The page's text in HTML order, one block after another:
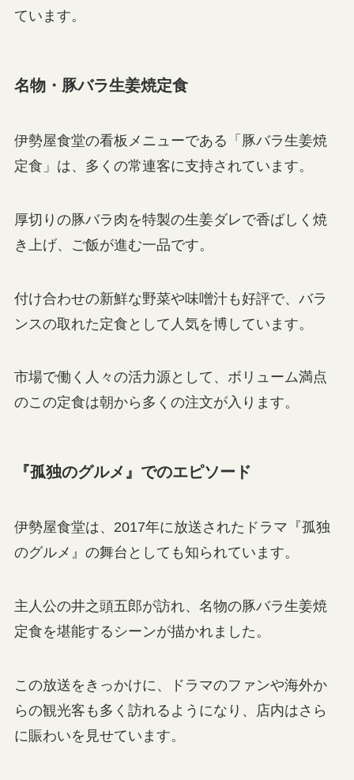
ています。
名物・豚バラ生姜焼定食
伊勢屋食堂の看板メニューである「豚バラ生姜焼
定食」は、多くの常連客に支持されています。
厚切りの豚バラ肉を特製の生姜ダレで香ばしく焼
き上げ、ご飯が進む一品です。
付け合わせの新鮮な野菜や味噌汁も好評で、バラ
ンスの取れた定食として人気を博しています。
市場で働く人々の活力源として、ボリューム満点
のこの定食は朝から多くの注文が入ります。
『孤独のグルメ』でのエピソード
伊勢屋食堂は、2017年に放送されたドラマ『孤独
のグルメ』の舞台としても知られています。
主人公の井之頭五郎が訪れ、名物の豚バラ生姜焼
定食を堪能するシーンが描かれました。
この放送をきっかけに、ドラマのファンや海外か
らの観光客も多く訪れるようになり、店内はさら
に賑わいを見せています。